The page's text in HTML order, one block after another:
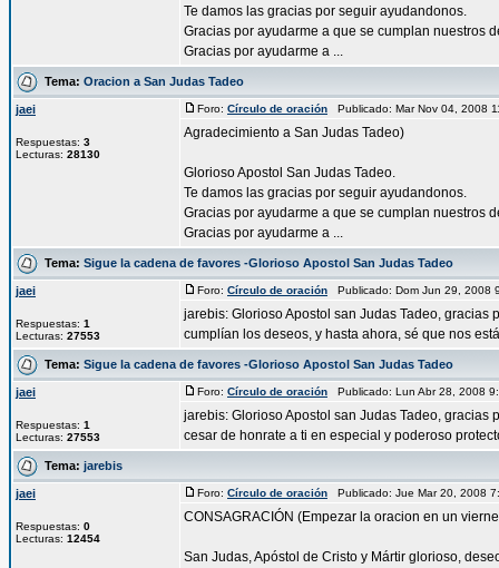
Te damos las gracias por seguir ayudandonos.
Gracias por ayudarme a que se cumplan nuestros
Gracias por ayudarme a ...
Tema: Oracion a San Judas Tadeo
jaei
Respuestas: 3
Lecturas: 28130
Foro: Círculo de oración Publicado: Mar Nov 04, 2008
Agradecimiento a San Judas Tadeo)
Glorioso Apostol San Judas Tadeo.
Te damos las gracias por seguir ayudandonos.
Gracias por ayudarme a que se cumplan nuestros
Gracias por ayudarme a ...
Tema: Sigue la cadena de favores -Glorioso Apostol San Judas Tadeo
jaei
Respuestas: 1
Lecturas: 27553
Foro: Círculo de oración Publicado: Dom Jun 29,
jarebis: Glorioso Apostol san Judas Tadeo,
cumplían los deseos, y hasta ahora, sé que nos
Tema: Sigue la cadena de favores -Glorioso Apostol San Judas Tadeo
jaei
Respuestas: 1
Lecturas: 27553
Foro: Círculo de oración Publicado: Lun Abr 28, 2008
jarebis: Glorioso Apostol san Judas Tadeo,
cesar de honrate a ti en especial y poderoso
Tema: jarebis
jaei
Respuestas: 0
Lecturas: 12454
Foro: Círculo de oración Publicado: Jue Mar 20, 2008
CONSAGRACIÓN (Empezar la oracion en un
San Judas, Apóstol de Cristo y Mártir glorioso,